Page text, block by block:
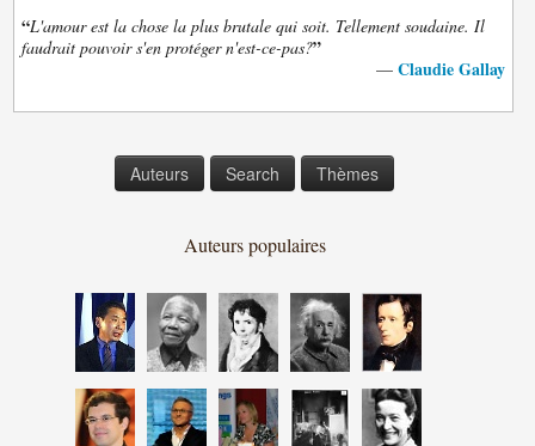
“L'amour est la chose la plus brutale qui soit. Tellement soudaine. Il
faudrait pouvoir s'en protéger n'est-ce-pas?”
— Claudie Gallay
Auteurs Search Thèmes
Auteurs populaires